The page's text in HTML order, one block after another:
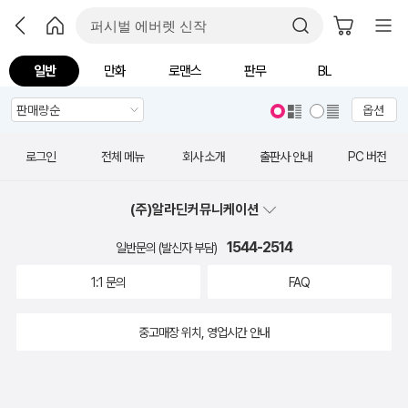
일반 만화 로맨스 판무 BL
옵션
로그인 전체 메뉴 회사 소개 출판사 안내 PC 버전
(주)알라딘커뮤니케이션
일반문의 (발신자 부담) 1544-2514
1:1 문의 FAQ
중고매장 위치, 영업시간 안내